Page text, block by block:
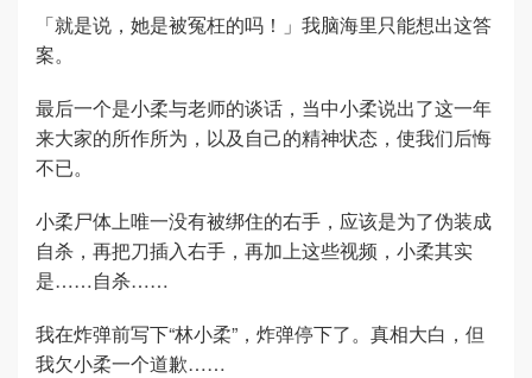
「就是说，她是被冤枉的吗！」我脑海里只能想出这答
案。
最后一个是小柔与老师的谈话，当中小柔说出了这一年
来大家的所作所为，以及自己的精神状态，使我们后悔
不已。
小柔尸体上唯一没有被绑住的右手，应该是为了伪装成
自杀，再把刀插入右手，再加上这些视频，小柔其实
是……自杀……
我在炸弹前写下“林小柔”，炸弹停下了。真相大白，但
我欠小柔一个道歉……